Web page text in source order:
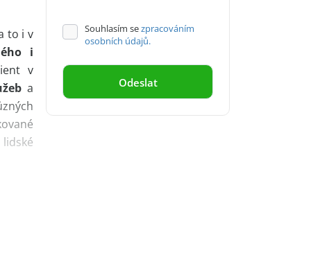
to i v
i
v
a
Souhlasím sezpracováním
osobních údajů.